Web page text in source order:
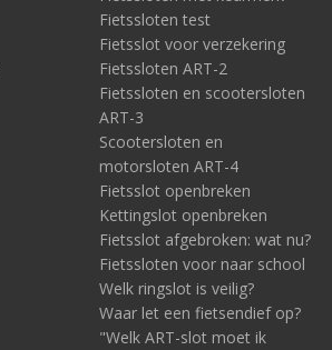
Fietssloten test
Fietsslot voor verzekering
Fietssloten ART-2
Fietssloten en scootersloten
ART-3
Scootersloten en
motorsloten ART-4
Fietsslot openbreken
Kettingslot openbreken
Fietsslot afgebroken: wat nu?
Fietssloten voor naar school
Welk ringslot is veilig?
Waar let een fietsendief op?
"Welk ART-slot moet ik